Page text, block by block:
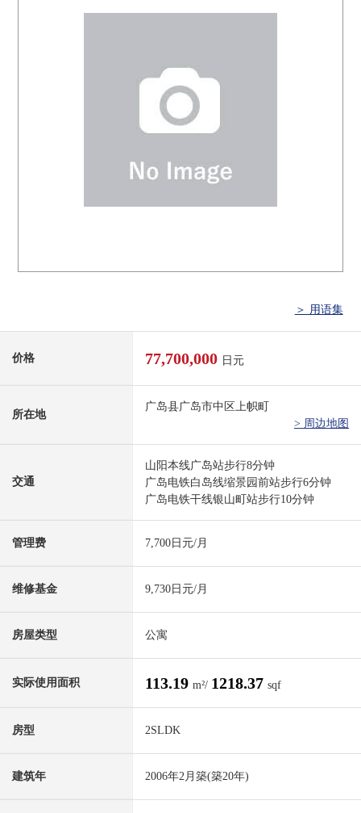
＞ 用语集
价格 77,700,000 日元
所在地
广岛县广岛市中区上帜町
> 周边地图
交通
山阳本线广岛站步行8分钟
广岛电铁白岛线缩景园前站步行6分钟
广岛电铁干线银山町站步行10分钟
管理费 7,700日元/月
维修基金 9,730日元/月
房屋类型 公寓
实际使用面积 113.19 m²/ 1218.37 sqf
房型 2SLDK
建筑年 2006年2月築(築20年)